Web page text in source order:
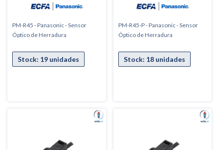
PM-R45 - Panasonic - Sensor
Óptico de Herradura
PM-R45-P - Panasonic - Sensor
Óptico de Herradura